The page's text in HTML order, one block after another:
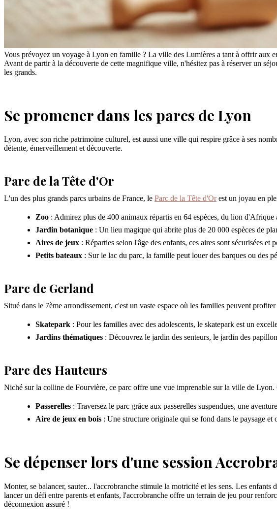
Vous prévoyez un voyage à Lyon en famille ? La ville des Lumières a tant à offrir aux
Avant de partir à la découverte de cette magnifique ville, n'hésitez pas à réserver un
les grands.
Se promener dans les parcs de Lyon
Lyon, avec son riche patrimoine culturel, est aussi une ville qui respire grâce à ses
détente, émerveillement et découverte.
Parc de la Tête d'Or
L'un des plus grands parcs urbains de France, le Parc de la Tête d'Orest un joyau en
Zoo : Admirez plus de 400 animaux répartis en 64 espèces, du lion
Jardin botanique : Un lieu magique qui abrite plus de 20 000 espèces de
Aires de jeux : Réparties selon l'âge des enfants, ces aires sont sécurisées et
Petits bateaux : Sur le lac du parc, la famille peut louer des barques ou des
Parc de Gerland
Situé dans le 7ème arrondissement, c'est un vaste espace où les familles peuvent
Skatepark : Pour les familles avec des adolescents, le skatepark est un
Jardins thématiques : Découvrez le jardin des senteurs, le jardin des
Parc des Hauteurs
Niché sur la colline de Fourvière, ce parc offre une vue imprenable sur la ville de
Passerelles : Traversez le parc grâce aux passerelles suspendues, une
Aire de jeux en bois : Une structure originale qui se fond dans le paysage
Se dépenser lors d'une session
Monter, se balancer, sauter... l'accrobranche stimule la motricité et les sens. Les
lancer un défi entre parents et enfants, l'accrobranche offre un terrain de jeu pour
déconnexion assuré !